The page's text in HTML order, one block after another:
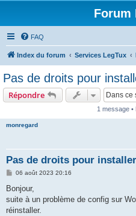
Forum
FAQ
Index du forum Services LegTux
Pas de droits pour
Répondre
1 message •
monregard
Pas de droits pour
M
s
a
g
06 août 2023 20:16
Bonjour,
suite à un problème de config sur
réinstaller.